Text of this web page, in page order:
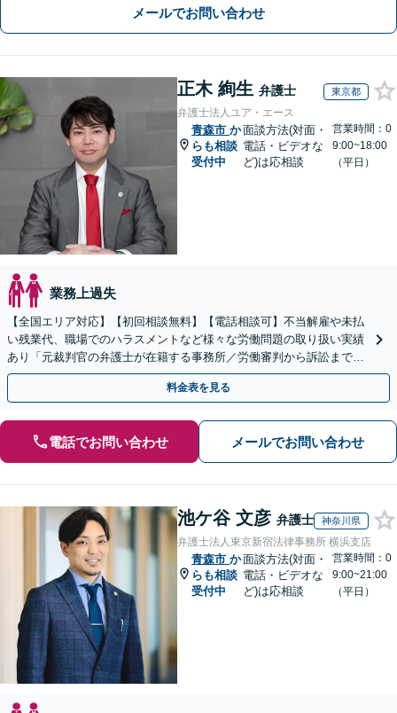
メールでお問い合わせ
正木 絢生 弁護士 東京都
弁護士法人ユア・エース
青森市 か
らも相談
受付中
面談方法(対面・
電話・ビデオな
ど)は応相談
営業時間：0
9:00~18:00
（平日）
業務上過失
【全国エリア対応】【初回相談無料】【電話相談可】不当解雇や未払
い残業代、職場でのハラスメントなど様々な労働問題の取り扱い実績
あり「元裁判官の弁護士が在籍する事務所／労働審判から訴訟まで、
裁判官経験を活かした最適な戦略を立案」
料金表を見る
電話でお問い合わせ メールでお問い合わせ
池ケ谷 文彦 弁護士 神奈川県
弁護士法人東京新宿法律事務所 横浜支店
青森市 か
らも相談
受付中
面談方法(対面・
電話・ビデオな
ど)は応相談
営業時間：0
9:00~21:00
（平日）